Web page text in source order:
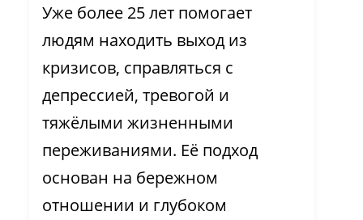
Уже более 25 лет помогает
людям находить выход из
кризисов, справляться с
депрессией, тревогой и
тяжёлыми жизненными
переживаниями. Её подход
основан на бережном
отношении и глубоком